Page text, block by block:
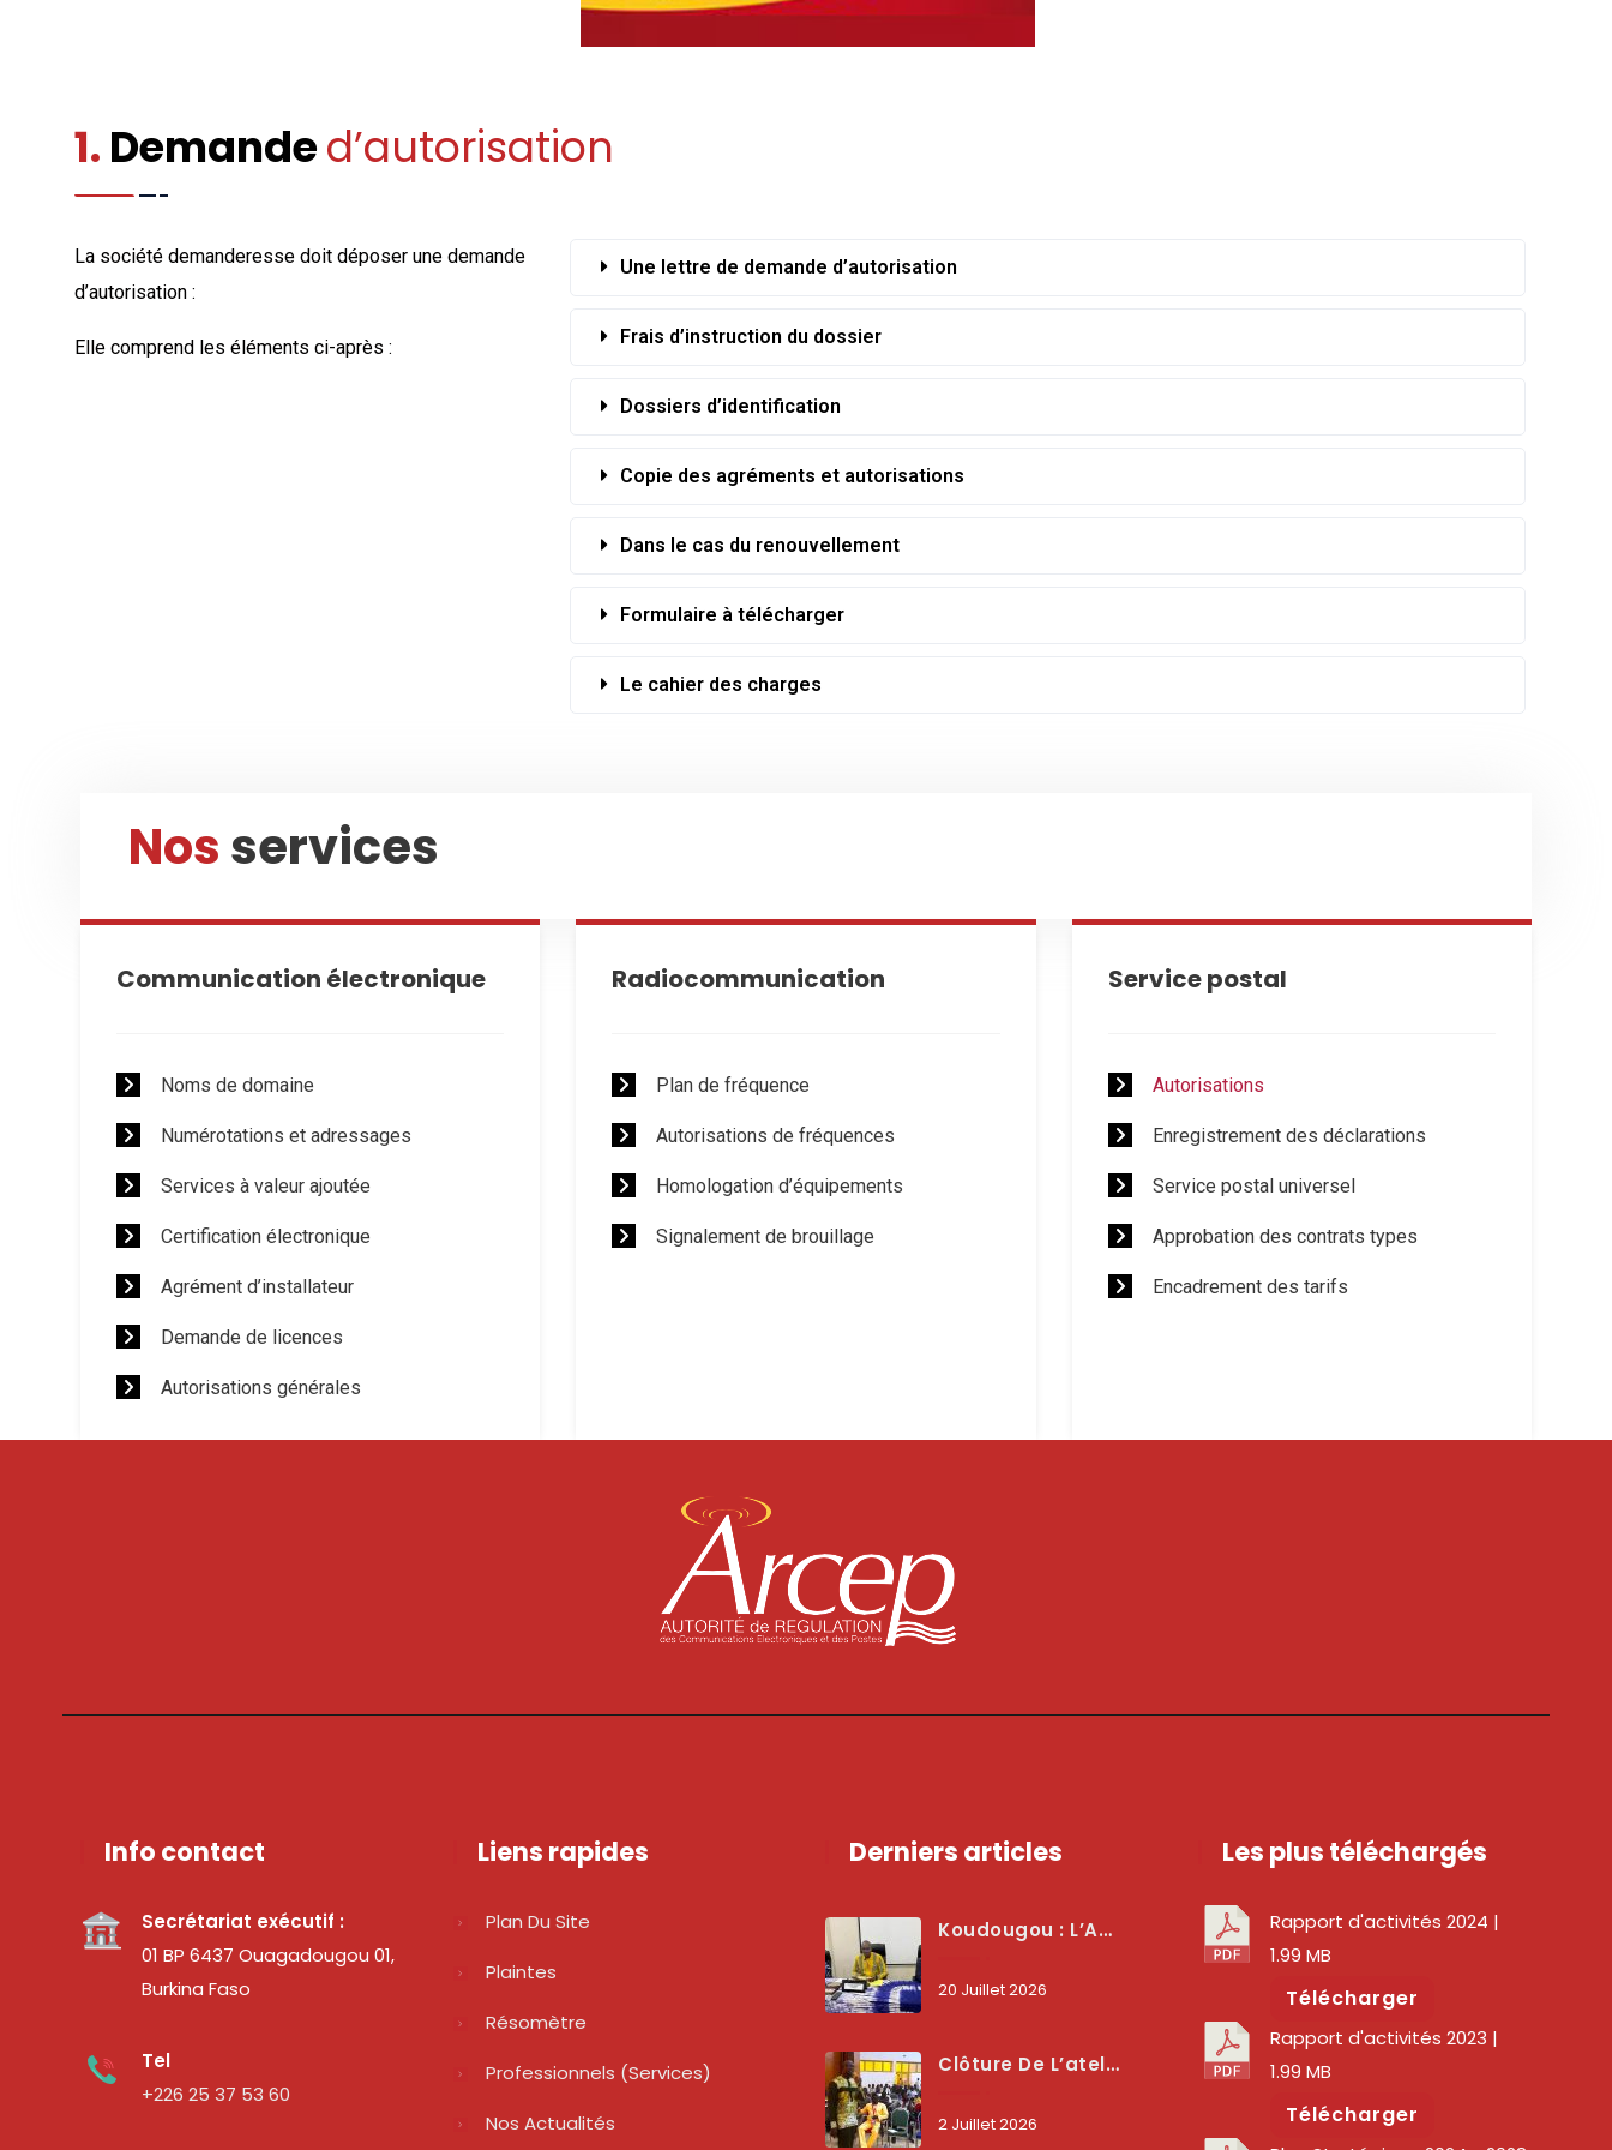
1. Demanded’autorisation
La société demanderesse doit déposer une demande
d’autorisation :
Elle comprend les éléments ci-après :
Une lettre de demande d’autorisation
Frais d’instruction du dossier
Dossiers d’identification
Copie des agréments et autorisations
Dans le cas du renouvellement
Formulaire à télécharger
Le cahier des charges
Nosservices
Communication électronique
Noms de domaine
Numérotations et adressages
Services à valeur ajoutée
Certification électronique
Agrément d’installateur
Demande de licences
Autorisations générales
Radiocommunication
Plan de fréquence
Autorisations de fréquences
Homologation d’équipements
Signalement de brouillage
Service postal
Autorisations
Enregistrement des déclarations
Service postal universel
Approbation des contrats types
Encadrement des tarifs
Info contact
Secrétariat exécutif :
01 BP 6437 Ouagadougou 01,
Burkina Faso
Tel
+226 25 37 53 60
Liens rapides
Plan Du Site
Plaintes
Résomètre
Professionnels (services)
Nos Actualités
Derniers articles
Koudougou : L’ARCEP Renforce Le Dialogue Avec Les Associations De Consommateurs Pour Mieux Protéger Les Usagers
20 Juillet 2026
Clôture De L’atelier National : L’ARCEP Et Les Collectivités Territoriales Consolident Leur Partenariat Pour Booster La Qualité Des Services Numériques
2 Juillet 2026
Les plus téléchargés
Rapport d'activités 2024 |
1.99 MB
Télécharger
Rapport d'activités 2023 |
1.99 MB
Télécharger